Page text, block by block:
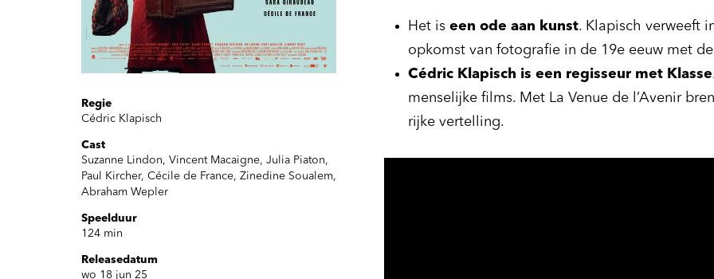
Het iseen ode aan kunst. Klapisch verweeft
opkomst van fotografie in de 19e eeuw met
Cédric Klapisch is een regisseur met Klasse
menselijke films. Met La Venue de l’Avenir
rijke vertelling.
Regie
Cédric Klapisch
Cast
Suzanne Lindon, Vincent Macaigne, Julia Piaton,
Paul Kircher, Cécile de France, Zinedine Soualem,
Abraham Wepler
Speelduur
124 min
Releasedatum
wo 18 jun 25